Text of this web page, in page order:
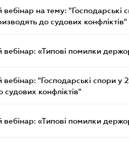
на тему: "Господарські
до судових конфліктів"
«Типові помилки
"Господарські спори у
судових конфліктів"
«Типові помилки